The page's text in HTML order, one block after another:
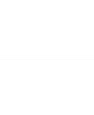
目编号：